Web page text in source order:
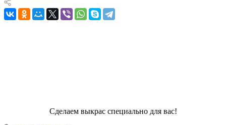
Сделаем выкрас специально для вас!